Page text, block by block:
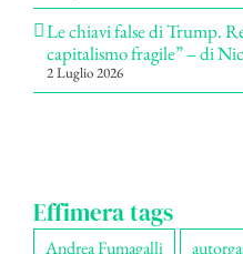
Le chiavi false di Trump.
capitalismo fragile” – di
2 Luglio 2026
Effimera tags
Andrea Fumagalli